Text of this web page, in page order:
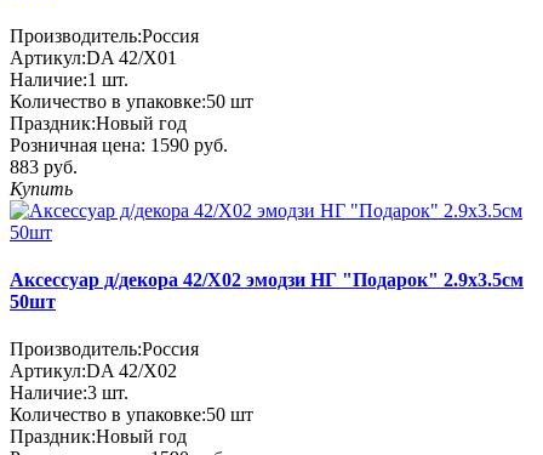
Производитель:Россия
Артикул:DA 42/X01
Наличие:1 шт.
Количество в упаковке:50 шт
Праздник:Новый год
Розничная цена: 1590 руб.
883 руб.
Купить
Аксессуар д/декора 42/X02 эмодзи НГ "Подарок" 2.9х3.5см
50шт
Производитель:Россия
Артикул:DA 42/X02
Наличие:3 шт.
Количество в упаковке:50 шт
Праздник:Новый год